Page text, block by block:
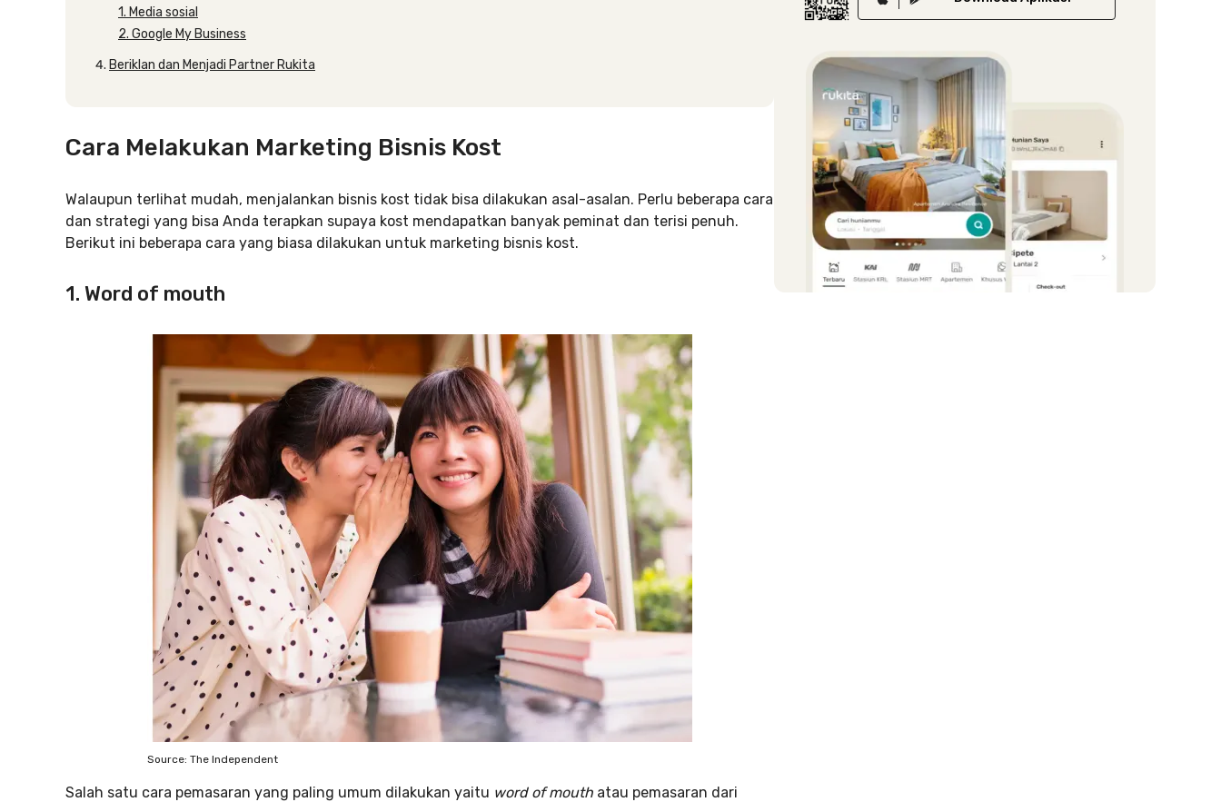
1. Media sosial
2. Google My Business
Beriklan dan Menjadi Partner Rukita
Cara Melakukan Marketing Bisnis Kost
Walaupun terlihat mudah, menjalankan bisnis kost tidak bisa dilakukan asal-asalan. Perlu beberapa cara
dan strategi yang bisa Anda terapkan supaya kost mendapatkan banyak peminat dan terisi penuh.
Berikut ini beberapa cara yang biasa dilakukan untuk marketing bisnis kost.
1. Word of mouth
Source: The Independent
Salah satu cara pemasaran yang paling umum dilakukan yaitu word of mouth atau pemasaran dari